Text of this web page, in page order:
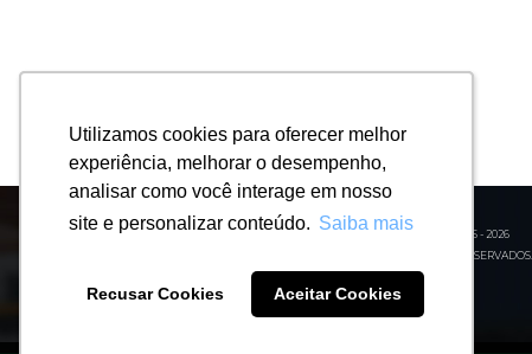
Utilizamos cookies para oferecer melhor
experiência, melhorar o desempenho,
analisar como você interage em nosso
site e personalizar conteúdo. Saiba mais
Recusar Cookies Aceitar Cookies
Utilizamos cookies para oferecer melhor
experiência, melhorar o desempenho,
analisar como você interage em nosso
site e personalizar conteúdo. Saiba mais
Recusar Cookies Aceitar Cookies
© ECOLINK SOLUTIONS - 2026
TODOS OS DIREITOS RESERVADOS